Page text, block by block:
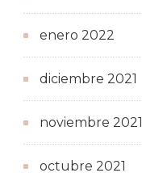
enero 2022
diciembre 2021
noviembre 2021
octubre 2021